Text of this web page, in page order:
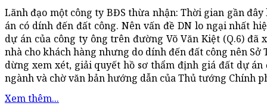
Lãnh đạo một công ty BĐS thừa nhận: Thời gian gần
án có dính đến đất công. Nên vấn đề DN lo ngại nhất
dự án của công ty ông trên đường Võ Văn Kiệt (Q.6) đã
nhà cho khách hàng nhưng do dính đến đất công nên
dừng xem xét, giải quyết hồ sơ thẩm định giá đất dự
ngành và chờ văn bản hướng dẫn của Thủ tướng Chính
Xem thêm...